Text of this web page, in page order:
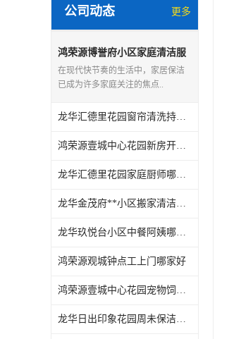
公司动态 更多
鸿荣源博誉府小区家庭清洁服
务怎么样
在现代快节奏的生活中，家居保洁
已成为许多家庭关注的焦点..
龙华汇德里花园窗帘清洗持证上岗
鸿荣源壹城中心花园新房开荒保洁怎么样
龙华汇德里花园家庭厨师哪家好
龙华金茂府**小区搬家清洁怎么样
龙华玖悦台小区中餐阿姨哪家好
鸿荣源观城钟点工上门哪家好
鸿荣源壹城中心花园宠物饲养上门服务哪家好
龙华日出印象花园周未保洁持证上岗